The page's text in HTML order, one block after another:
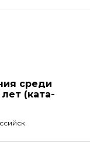
среди
(ката-